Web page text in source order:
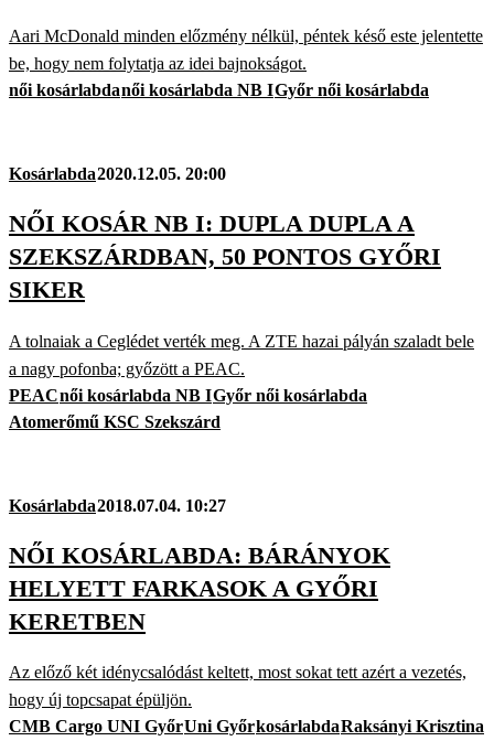
Aari McDonald minden előzmény nélkül, péntek késő este jelentette
be, hogy nem folytatja az idei bajnokságot.
női kosárlabdanői kosárlabda NB IGyőr női kosárlabda
Kosárlabda2020.12.05. 20:00
NŐI KOSÁR NB I: DUPLA DUPLA A
SZEKSZÁRDBAN, 50 PONTOS GYŐRI
SIKER
A tolnaiak a Ceglédet verték meg. A ZTE hazai pályán szaladt bele
a nagy pofonba; győzött a PEAC.
PEACnői kosárlabda NB IGyőr női kosárlabda
Atomerőmű KSC Szekszárd
Kosárlabda2018.07.04. 10:27
NŐI KOSÁRLABDA: BÁRÁNYOK
HELYETT FARKASOK A GYŐRI
KERETBEN
Az előző két idénycsalódást keltett, most sokat tett azért a vezetés,
hogy új topcsapat épüljön.
CMB Cargo UNI GyőrUni GyőrkosárlabdaRaksányi Krisztina